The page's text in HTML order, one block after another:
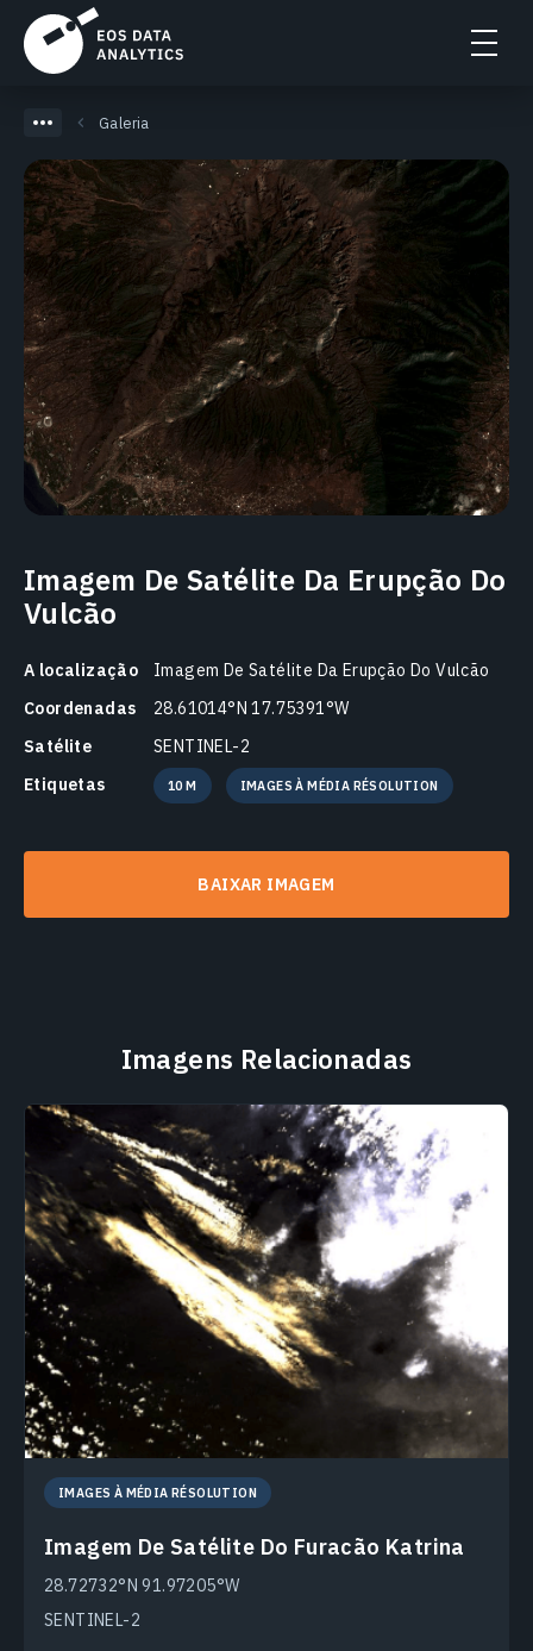
Galeria
Imagem De Satélite Da Erupção Do
Vulcão
A localização
Imagem De Satélite Da Erupção Do Vulcão
Coordenadas
28.61014°N 17.75391°W
Satélite
SENTINEL-2
Etiquetas
10 M IMAGES À MÉDIA RÉSOLUTION
BAIXAR IMAGEM
Imagens Relacionadas
IMAGES À MÉDIA RÉSOLUTION
Imagem De Satélite Do Furacão Katrina
28.72732°N 91.97205°W
SENTINEL-2